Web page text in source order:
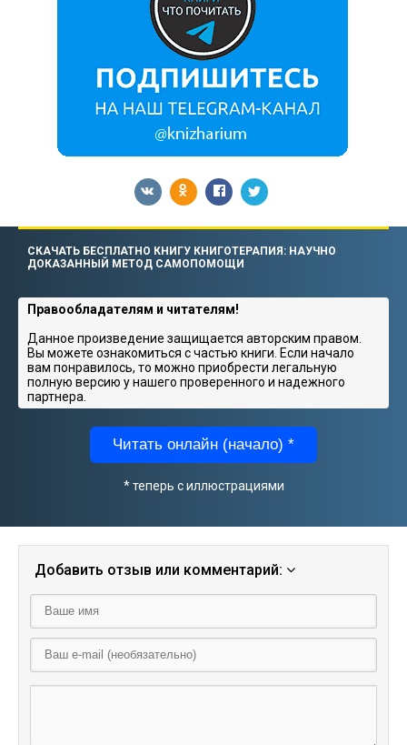
СКАЧАТЬ БЕСПЛАТНО КНИГУ КНИГОТЕРАПИЯ: НАУЧНО
ДОКАЗАННЫЙ МЕТОД САМОПОМОЩИ
Правообладателям и читателям!
Данное произведение защищается авторским правом.
Вы можете ознакомиться с частью книги. Если начало
вам понравилось, то можно приобрести легальную
полную версию у нашего проверенного и надежного
партнера.
Читать онлайн (начало) *
* теперь с иллюстрациями
Добавить отзыв или комментарий: